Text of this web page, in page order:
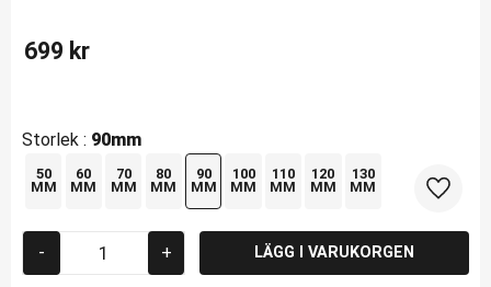
699 kr
Storlek : 90mm
50
MM
60
MM
70
MM
80
MM
90
MM
100
MM
110
MM
120
MM
130
MM
+
-
Lägg